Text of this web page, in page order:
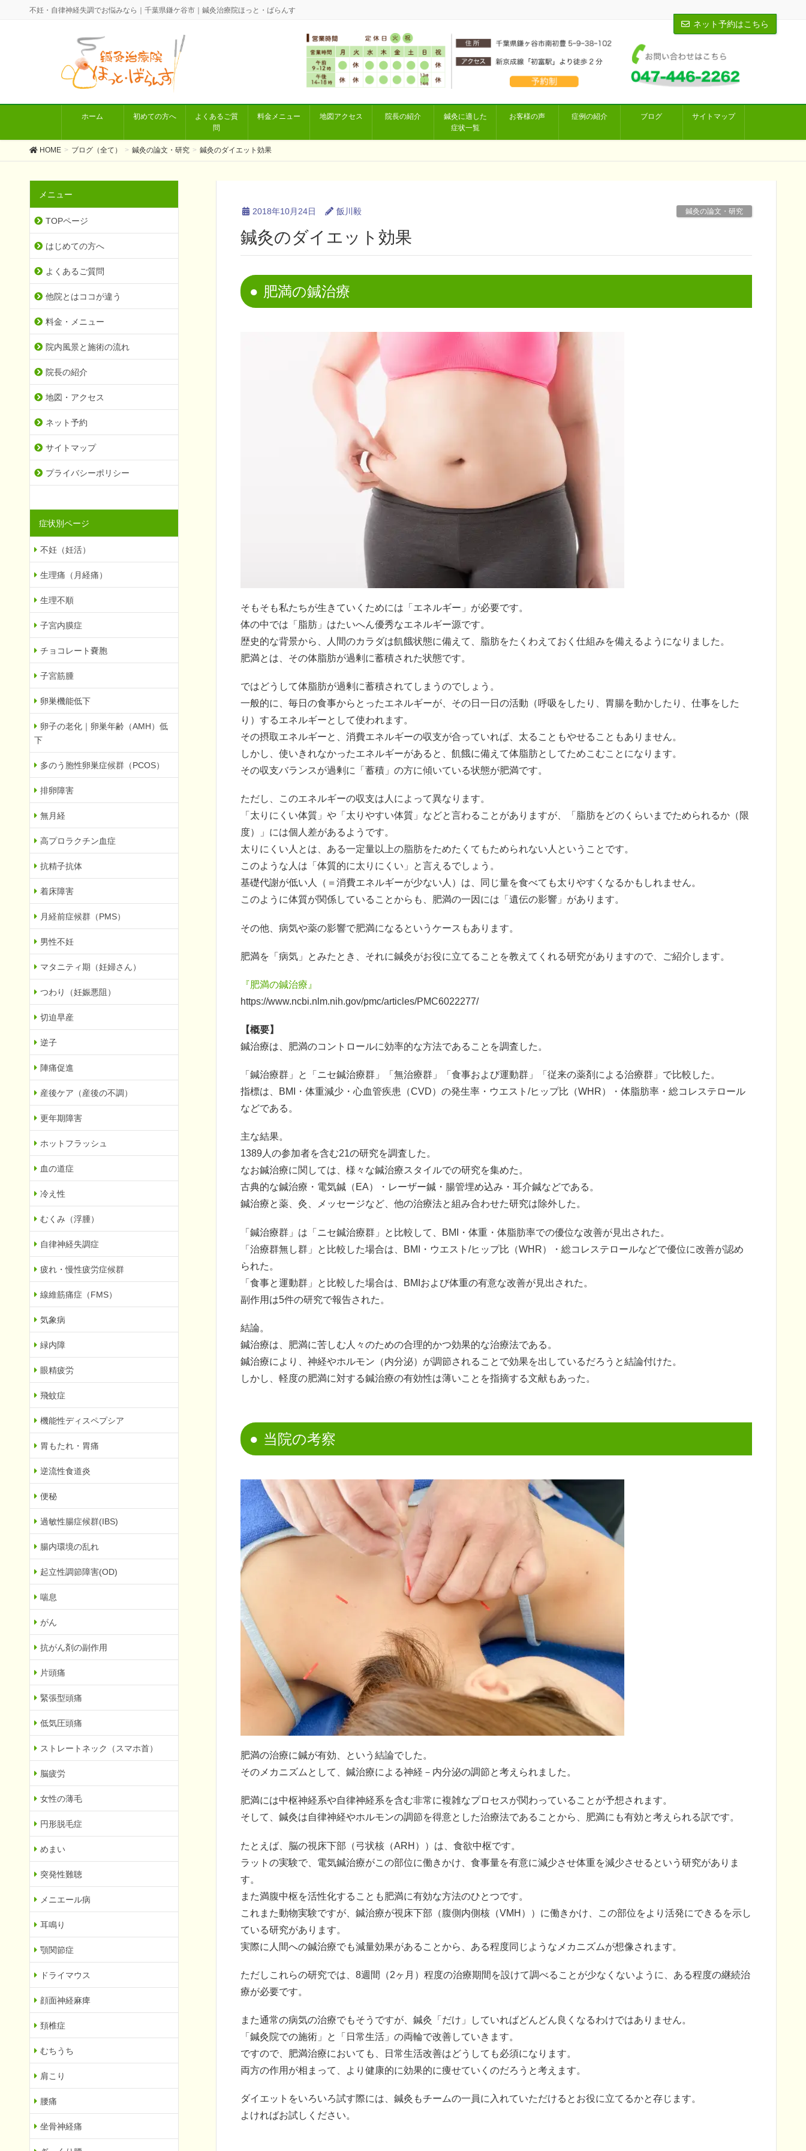
不妊・自律神経失調でお悩みなら｜千葉県鎌ケ谷市｜鍼灸治療院ほっと・ばらんす
ネット予約はこちら
ホーム 初めての方へ
よくあるご質
問
料金メニュー 地図アクセス 院長の紹介
鍼灸に適した
症状一覧
お客様の声 症例の紹介 ブログ サイトマップ
HOME ブログ（全て） 鍼灸の論文・研究 鍼灸のダイエット効果
2018年10月24日 飯川毅 鍼灸の論文・研究
鍼灸のダイエット効果
肥満の鍼治療
そもそも私たちが生きていくためには「エネルギー」が必要です。
体の中では「脂肪」はたいへん優秀なエネルギー源です。
歴史的な背景から、人間のカラダは飢餓状態に備えて、脂肪をたくわえておく仕組みを備えるようになりました。
肥満とは、その体脂肪が過剰に蓄積された状態です。
ではどうして体脂肪が過剰に蓄積されてしまうのでしょう。
一般的に、毎日の食事からとったエネルギーが、その日一日の活動（呼吸をしたり、胃腸を動かしたり、仕事をした
り）するエネルギーとして使われます。
その摂取エネルギーと、消費エネルギーの収支が合っていれば、太ることもやせることもありません。
しかし、使いきれなかったエネルギーがあると、飢餓に備えて体脂肪としてためこむことになります。
その収支バランスが過剰に「蓄積」の方に傾いている状態が肥満です。
ただし、このエネルギーの収支は人によって異なります。
「太りにくい体質」や「太りやすい体質」などと言わることがありますが、「脂肪をどのくらいまでためられるか（限
度）」には個人差があるようです。
太りにくい人とは、ある一定量以上の脂肪をためたくてもためられない人ということです。
このような人は「体質的に太りにくい」と言えるでしょう。
基礎代謝が低い人（＝消費エネルギーが少ない人）は、同じ量を食べても太りやすくなるかもしれません。
このように体質が関係していることからも、肥満の一因には「遺伝の影響」があります。
その他、病気や薬の影響で肥満になるというケースもあります。
肥満を「病気」とみたとき、それに鍼灸がお役に立てることを教えてくれる研究がありますので、ご紹介します。
『肥満の鍼治療』
https://www.ncbi.nlm.nih.gov/pmc/articles/PMC6022277/
【概要】
鍼治療は、肥満のコントロールに効率的な方法であることを調査した。
「鍼治療群」と「ニセ鍼治療群」「無治療群」「食事および運動群」「従来の薬剤による治療群」で比較した。
指標は、BMI・体重減少・心血管疾患（CVD）の発生率・ウエスト/ヒップ比（WHR）・体脂肪率・総コレステロール
などである。
主な結果。
1389人の参加者を含む21の研究を調査した。
なお鍼治療に関しては、様々な鍼治療スタイルでの研究を集めた。
古典的な鍼治療・電気鍼（EA）・レーザー鍼・腸管埋め込み・耳介鍼などである。
鍼治療と薬、灸、メッセージなど、他の治療法と組み合わせた研究は除外した。
「鍼治療群」は「ニセ鍼治療群」と比較して、BMI・体重・体脂肪率での優位な改善が見出された。
「治療群無し群」と比較した場合は、BMI・ウエスト/ヒップ比（WHR）・総コレステロールなどで優位に改善が認め
られた。
「食事と運動群」と比較した場合は、BMIおよび体重の有意な改善が見出された。
副作用は5件の研究で報告された。
結論。
鍼治療は、肥満に苦しむ人々のための合理的かつ効果的な治療法である。
鍼治療により、神経やホルモン（内分泌）が調節されることで効果を出しているだろうと結論付けた。
しかし、軽度の肥満に対する鍼治療の有効性は薄いことを指摘する文献もあった。
当院の考察
肥満の治療に鍼が有効、という結論でした。
そのメカニズムとして、鍼治療による神経－内分泌の調節と考えられました。
肥満には中枢神経系や自律神経系を含む非常に複雑なプロセスが関わっていることが予想されます。
そして、鍼灸は自律神経やホルモンの調節を得意とした治療法であることから、肥満にも有効と考えられる訳です。
たとえば、脳の視床下部（弓状核（ARH））は、食欲中枢です。
ラットの実験で、電気鍼治療がこの部位に働きかけ、食事量を有意に減少させ体重を減少させるという研究がありま
す。
また満腹中枢を活性化することも肥満に有効な方法のひとつです。
これまた動物実験ですが、鍼治療が視床下部（腹側内側核（VMH））に働きかけ、この部位をより活発にできるを示し
ている研究があります。
実際に人間への鍼治療でも減量効果があることから、ある程度同じようなメカニズムが想像されます。
ただしこれらの研究では、8週間（2ヶ月）程度の治療期間を設けて調べることが少なくないように、ある程度の継続治
療が必要です。
また通常の病気の治療でもそうですが、鍼灸「だけ」していればどんどん良くなるわけではありません。
「鍼灸院での施術」と「日常生活」の両輪で改善していきます。
ですので、肥満治療においても、日常生活改善はどうしても必須になります。
両方の作用が相まって、より健康的に効果的に痩せていくのだろうと考えます。
ダイエットをいろいろ試す際には、鍼灸もチームの一員に入れていただけるとお役に立てるかと存じます。
よければお試しください。
メニュー
TOPページ
はじめての方へ
よくあるご質問
他院とはココが違う
料金・メニュー
院内風景と施術の流れ
院長の紹介
地図・アクセス
ネット予約
サイトマップ
プライバシーポリシー
症状別ページ
不妊（妊活）
生理痛（月経痛）
生理不順
子宮内膜症
チョコレート嚢胞
子宮筋腫
卵巣機能低下
卵子の老化｜卵巣年齢（AMH）低
下
多のう胞性卵巣症候群（PCOS）
排卵障害
無月経
高プロラクチン血症
抗精子抗体
着床障害
月経前症候群（PMS）
男性不妊
マタニティ期（妊婦さん）
つわり（妊娠悪阻）
切迫早産
逆子
陣痛促進
産後ケア（産後の不調）
更年期障害
ホットフラッシュ
血の道症
冷え性
むくみ（浮腫）
自律神経失調症
疲れ・慢性疲労症候群
線維筋痛症（FMS）
気象病
緑内障
眼精疲労
飛蚊症
機能性ディスペプシア
胃もたれ・胃痛
逆流性食道炎
便秘
過敏性腸症候群(IBS)
腸内環境の乱れ
起立性調節障害(OD)
喘息
がん
抗がん剤の副作用
片頭痛
緊張型頭痛
低気圧頭痛
ストレートネック（スマホ首）
脳疲労
女性の薄毛
円形脱毛症
めまい
突発性難聴
メニエール病
耳鳴り
顎関節症
ドライマウス
顔面神経麻痺
頚椎症
むちうち
肩こり
腰痛
坐骨神経痛